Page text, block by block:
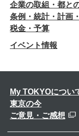
企業の取組・都と
条例・統計・計画
税金・予算
イベント情報
My TOKYOについ
東京の今
ご意見・ご感想